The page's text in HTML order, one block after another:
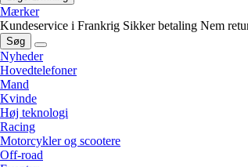
Mærker
Kundeservice i Frankrig Sikker betaling Nem
Søg
Nyheder
Hovedtelefoner
Mand
Kvinde
Høj teknologi
Racing
Motorcykler og scootere
Off-road